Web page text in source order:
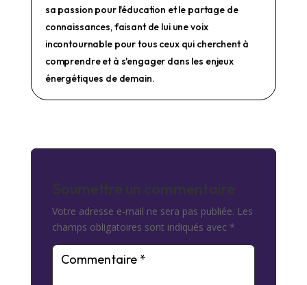
sa passion pour l'éducation et le partage de
connaissances, faisant de lui une voix
incontournable pour tous ceux qui cherchent à
comprendre et à s'engager dans les enjeux
énergétiques de demain.
Soumettre un commentaire
Votre adresse e-mail ne sera pas publiée. Les
champs obligatoires sont indiqués avec *